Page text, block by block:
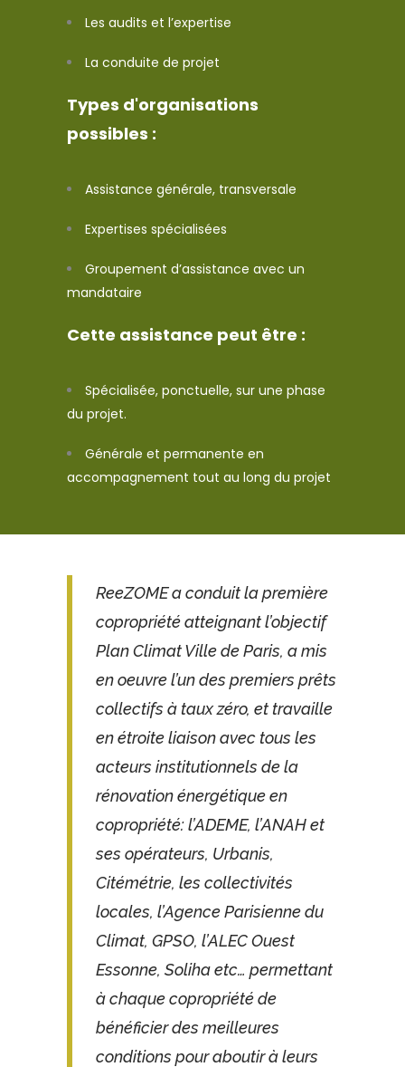
Les audits et l’expertise
La conduite de projet
Types d'organisations
possibles :
Assistance générale, transversale
Expertises spécialisées
Groupement d’assistance avec un
mandataire
Cette assistance peut être :
Spécialisée, ponctuelle, sur une phase
du projet.
Générale et permanente en
accompagnement tout au long du projet
ReeZOME a conduit la première
copropriété atteignant l’objectif
Plan Climat Ville de Paris, a mis
en oeuvre l’un des premiers prêts
collectifs à taux zéro, et travaille
en étroite liaison avec tous les
acteurs institutionnels de la
rénovation énergétique en
copropriété: l’ADEME, l’ANAH et
ses opérateurs, Urbanis,
Citémétrie, les collectivités
locales, l’Agence Parisienne du
Climat, GPSO, l’ALEC Ouest
Essonne, Soliha etc… permettant
à chaque copropriété de
bénéficier des meilleures
conditions pour aboutir à leurs